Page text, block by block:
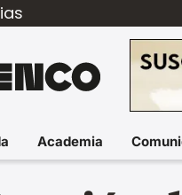
Academia